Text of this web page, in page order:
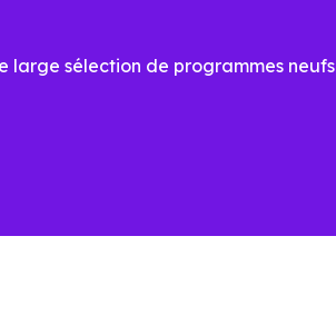
(31150)
large sélection de programmes neufs